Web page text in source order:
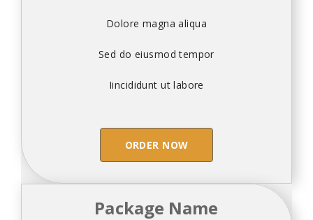
Dolore magna aliqua
Sed do eiusmod tempor
Iincididunt ut labore
ORDER NOW
Package Name